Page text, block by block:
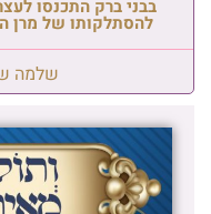
בבני ברק התכנסו
להסתלקותו של מרן
שלמה